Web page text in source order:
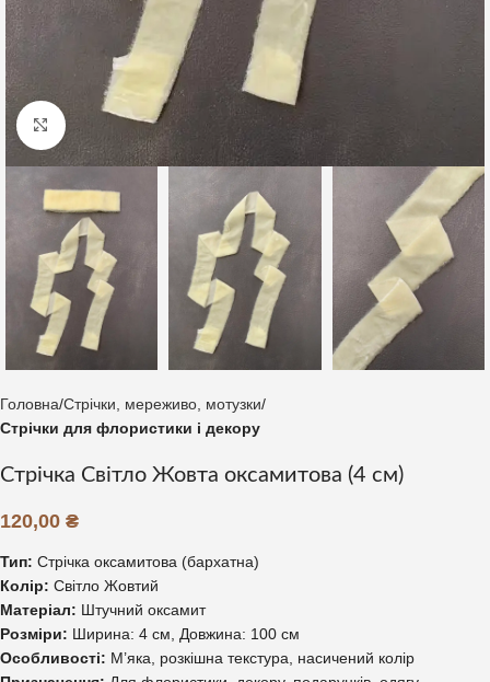
Клацніть, щоб збільшити
Головна Стрічки, мереживо, мотузки
Стрічки для флористики і декору
Стрічка Світло Жовта оксамитова (4 см)
120,00 ₴
Тип: Стрічка оксамитова (бархатна)
Колір: Світло Жовтий
Матеріал: Штучний оксамит
Розміри: Ширина: 4 см, Довжина: 100 см
Особливості: М’яка, розкішна текстура, насичений колір